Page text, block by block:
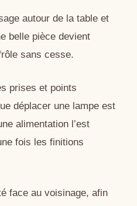
autour de la table et
belle pièce devient
sans cesse.
prises et points
déplacer une lampe est
alimentation l’est
fois les finitions
face au voisinage, afin